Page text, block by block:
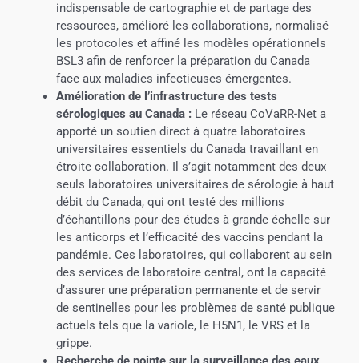
indispensable de cartographie et de partage des
ressources, amélioré les collaborations, normalisé
les protocoles et affiné les modèles opérationnels
BSL3 afin de renforcer la préparation du Canada
face aux maladies infectieuses émergentes.
Amélioration de l’infrastructure des tests
sérologiques au Canada :Le réseau CoVaRR-Net a
apporté un soutien direct à quatre laboratoires
universitaires essentiels du Canada travaillant en
étroite collaboration. Il s’agit notamment des deux
seuls laboratoires universitaires de sérologie à haut
débit du Canada, qui ont testé des millions
d’échantillons pour des études à grande échelle sur
les anticorps et l’efficacité des vaccins pendant la
pandémie. Ces laboratoires, qui collaborent au sein
des services de laboratoire central, ont la capacité
d’assurer une préparation permanente et de servir
de sentinelles pour les problèmes de santé publique
actuels tels que la variole, le H5N1, le VRS et la
grippe.